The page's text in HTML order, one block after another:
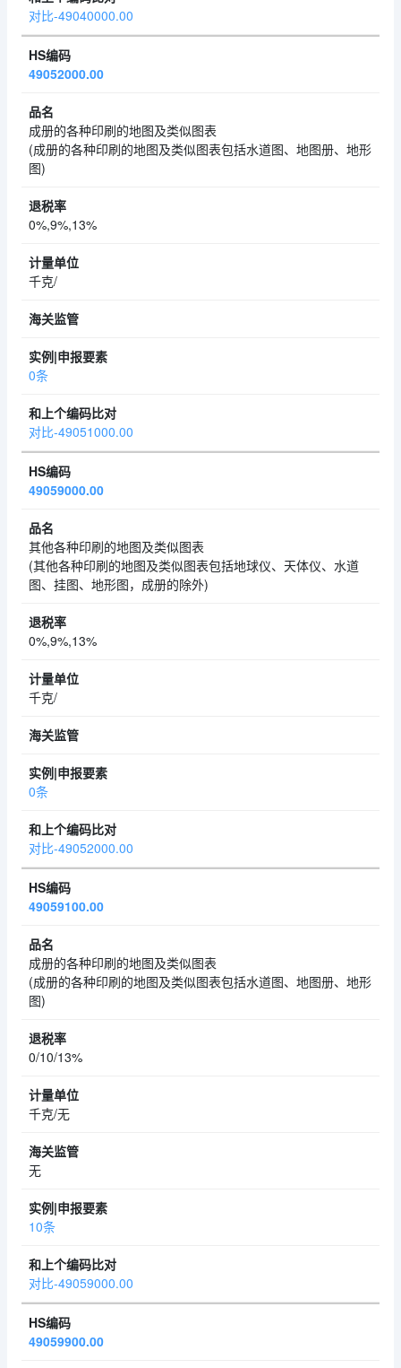
对比-49040000.00
49052000.00
成册的各种印刷的地图及类似图表
(成册的各种印刷的地图及类似图表包括水道图、地图册、地形
图)
0%,9%,13%
千克/
0条
对比-49051000.00
49059000.00
其他各种印刷的地图及类似图表
(其他各种印刷的地图及类似图表包括地球仪、天体仪、水道
图、挂图、地形图，成册的除外)
0%,9%,13%
千克/
0条
对比-49052000.00
49059100.00
成册的各种印刷的地图及类似图表
(成册的各种印刷的地图及类似图表包括水道图、地图册、地形
图)
0/10/13%
千克/无
无
10条
对比-49059000.00
49059900.00